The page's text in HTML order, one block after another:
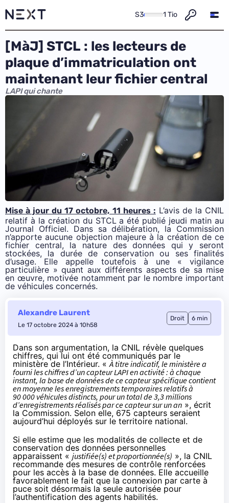
S3 1 Tio
[MàJ] STCL : les lecteurs de
plaque d’immatriculation ont
maintenant leur fichier central
LAPI qui chante
Mise à jour du 17 octobre, 11 heures : L’avis de la CNIL
relatif à la création du STCL a été publié jeudi matin au
Journal Officiel. Dans sa délibération, la Commission
n’apporte aucune objection majeure à la création de ce
fichier central, la nature des données qui y seront
stockées, la durée de conservation ou ses finalités
d’usage. Elle appelle toutefois à une « vigilance
particulière » quant aux différents aspects de sa mise
en œuvre, motivée notamment par le nombre important
de véhicules concernés.
Alexandre Laurent
Le 17 octobre 2024 à 10h58
Droit 6 min
Dans son argumentation, la CNIL révèle quelques
chiffres, qui lui ont été communiqués par le
ministère de l’Intérieur. «À titre indicatif, le ministère a
fourni les chiffres d’un capteur LAPI en activité : à chaque
instant, la base de données de ce capteur spécifique contient
en moyenne les enregistrements temporaires relatifs à
90 000 véhicules distincts, pour un total de 3,3 millions
d’enregistrements réalisés par ce capteur sur un an », écrit
la Commission. Selon elle, 675 capteurs seraient
aujourd’hui déployés sur le territoire national.
Si elle estime que les modalités de collecte et de
conservation des données personnelles
apparaissent « justifiée(s) et proportionnée(s) », la CNIL
recommande des mesures de contrôle renforcées
pour les accès à la base de données. Elle accueille
favorablement le fait que la connexion par carte à
puce soit désormais la seule autorisée pour
l’authentification des agents habilités.